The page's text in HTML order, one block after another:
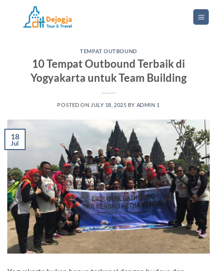
content
TEMPAT OUTBOUND
10 Tempat Outbound Terbaik di
Yogyakarta untuk Team Building
POSTED ON JULY 18, 2025 BY ADMIN 1
18
Jul